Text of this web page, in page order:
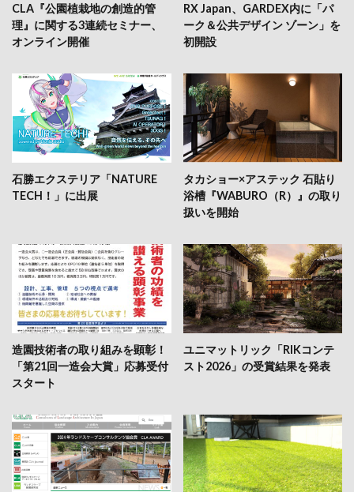
CLA『公園植栽地の創造的管
理』に関する3連続セミナー、
オンライン開催
RX Japan、GARDEX内に「パ
ーク＆公共デザイン ゾーン」を
初開設
石勝エクステリア「NATURE
TECH！」に出展
タカショー×アステック 石貼り
浴槽『WABURO（R）』の取り
扱いを開始
造園技術者の取り組みを顕彰！
「第21回一造会大賞」応募受付
スタート
ユニマットリック「RIKコンテ
スト2026」の受賞結果を発表